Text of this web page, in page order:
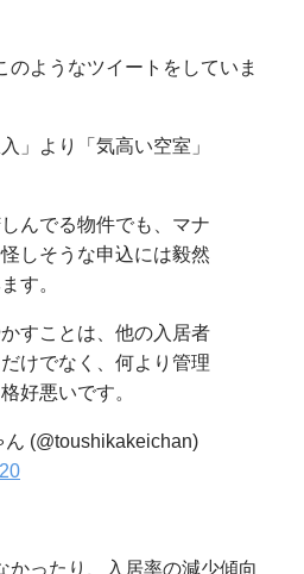
のようなツイートをしていま
」より「気高い空室」
んでる物件でも、マナ
しそうな申込には毅然
す。
すことは、他の入居者
けでなく、何より管理
好悪いです。
(@toushikakeichan)
かったり、入居率の減少傾向